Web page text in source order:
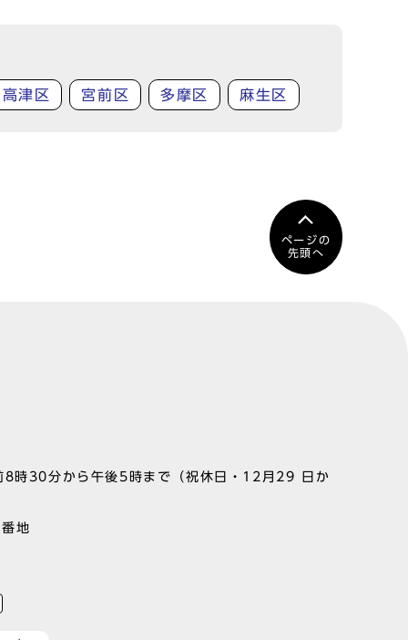
高津区 宮前区 多摩区 麻生区
ページの
先頭へ
8時30分から午後5時まで（祝休日・12月29 日か
地